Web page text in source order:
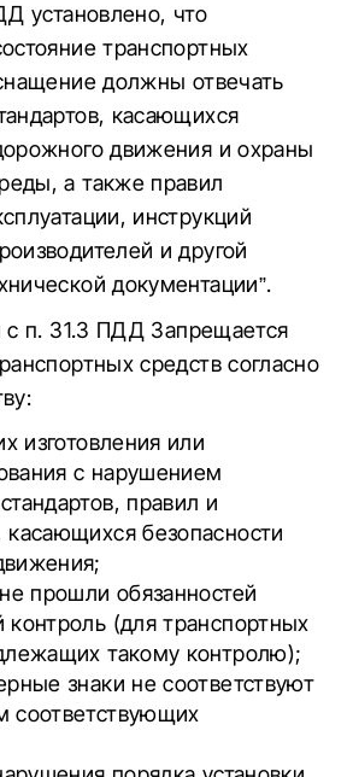
установлено, что
транспортных
должны отвечать
касающихся
движения и охраны
а также правил
инструкций
и другой
документации”.
с п. 31.3 ПДД Запрещается
средств согласно
изготовления или
с нарушением
правил и
касающихся безопасности
прошли обязанностей
контроль (для транспортных
такому контролю);
знаки не соответствуют
соответствующих